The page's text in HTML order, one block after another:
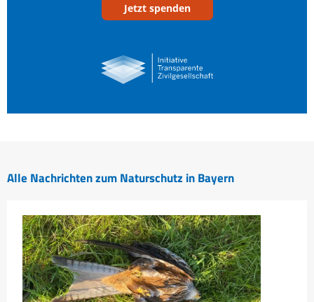
Jetzt spenden
Alle Nachrichten zum Naturschutz in Bayern